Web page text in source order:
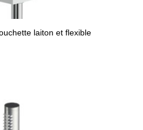
laiton et flexible